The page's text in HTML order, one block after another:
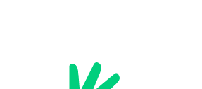
Gemeente Pelt